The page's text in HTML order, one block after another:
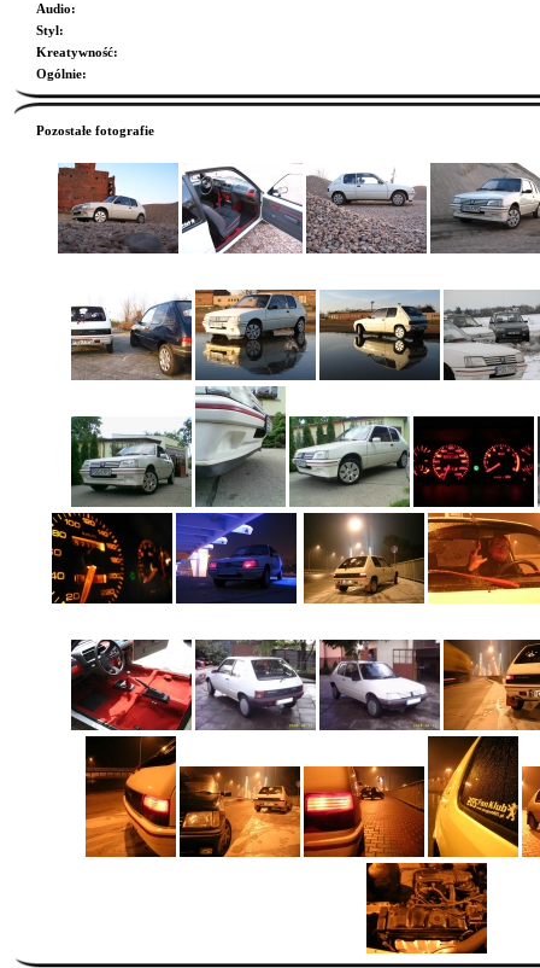
Audio:
Styl:
Kreatywność:
Ogólnie:
Pozostałe fotografie